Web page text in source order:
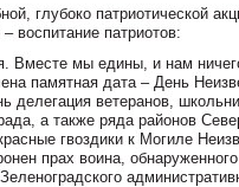
глубоко патриотической
воспитание патриотов:
Вместе мы едины, и нам
памятная дата – День
делегация ветеранов,
а также ряда районов
гвоздики к Могиле
прах воина,